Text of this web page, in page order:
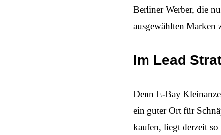
Berliner Werber, die
ausgewählten Marken
Im Lead
Denn E-Bay
ein guter Ort für
kaufen, liegt derzeit